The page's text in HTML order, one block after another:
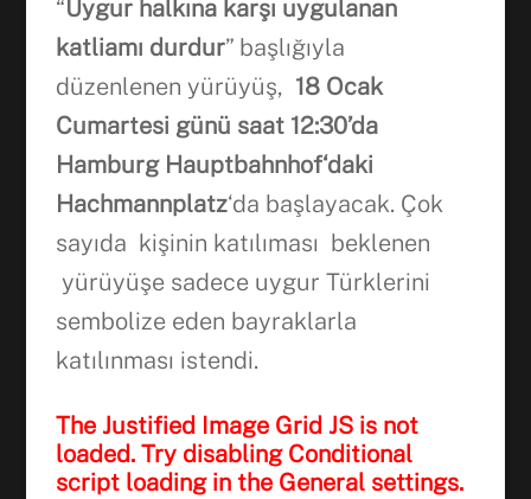
“Uygur halkına karşı uygulanan
katliamı durdur” başlığıyla
düzenlenen yürüyüş, 18 Ocak
Cumartesi günü saat 12:30’da
Hamburg Hauptbahnhof‘daki
Hachmannplatz‘da başlayacak. Çok
sayıda kişinin katılıması beklenen
yürüyüşe sadece uygur Türklerini
sembolize eden bayraklarla
katılınması istendi.
The Justified Image Grid JS is not
loaded. Try disabling Conditional
script loading in the General settings.